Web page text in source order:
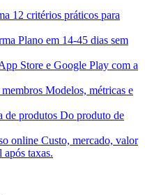
12 critérios práticos para
Plano em 14-45 dias sem
Store e Google Play com a
Modelos, métricas e
de produtos Do produto de
online Custo, mercado, valor
após taxas.